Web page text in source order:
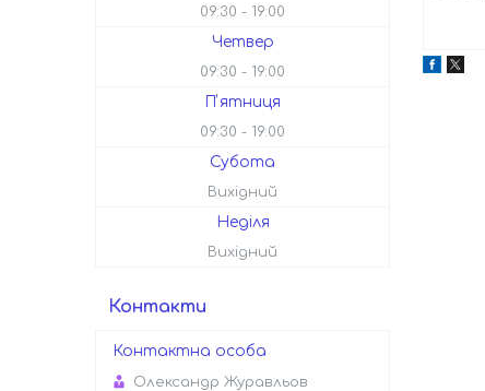
09:30 19:00
Четвер
09:30 19:00
Пʼятниця
09:30 19:00
Субота
Вихідний
Неділя
Вихідний
Контакти
Олександр Журавльов